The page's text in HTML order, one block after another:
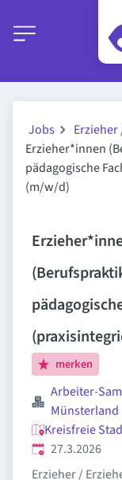
Jobs
Erzieher*innen
pädagogische
(m/w/d)
merken
Arbeiter-
Münsterland
Kreisfreie
Veröffentlicht
27.3.2026
Erzieher /